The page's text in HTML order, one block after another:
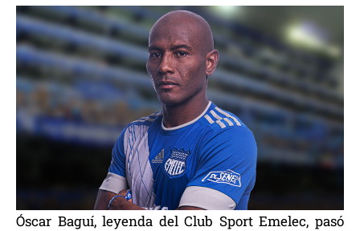
Óscar Baguí, leyenda del Club Sport Emelec, pasó